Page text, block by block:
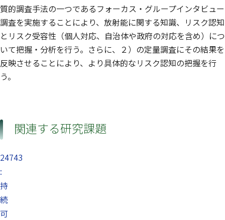
質的調査手法の一つであるフォーカス・グループインタビュー
調査を実施することにより、放射能に関する知識、リスク認知
とリスク受容性（個人対応、自治体や政府の対応を含め）につ
いて把握・分析を行う。さらに、２）の定量調査にその結果を
反映させることにより、より具体的なリスク認知の把握を行
う。
関連する研究課題
24743
:
持
続
可